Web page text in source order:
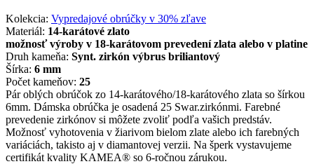
Kolekcia: Vypredajové obrúčky v 30% zľave
Materiál: 14-karátové zlato
možnosť výroby v 18-karátovom prevedení zlata alebo v platine
Druh kameňa: Synt. zirkón výbrus briliantový
Šírka: 6 mm
Počet kameňov: 25
Pár oblých obrúčok zo 14-karátového/18-karátového zlata so šírkou
6mm. Dámska obrúčka je osadená 25 Swar.zirkónmi. Farebné
prevedenie zirkónov si môžete zvoliť podľa vašich predstáv.
Možnosť vyhotovenia v žiarivom bielom zlate alebo ich farebných
variáciách, takisto aj v diamantovej verzii. Na šperk vystavujeme
certifikát kvality KAMEA® so 6-ročnou zárukou.